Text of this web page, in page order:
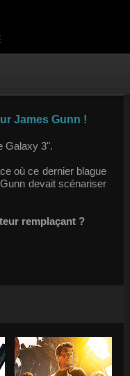
James Gunn !
Galaxy 3".
où ce dernier blague
devait scénariser
remplaçant ?